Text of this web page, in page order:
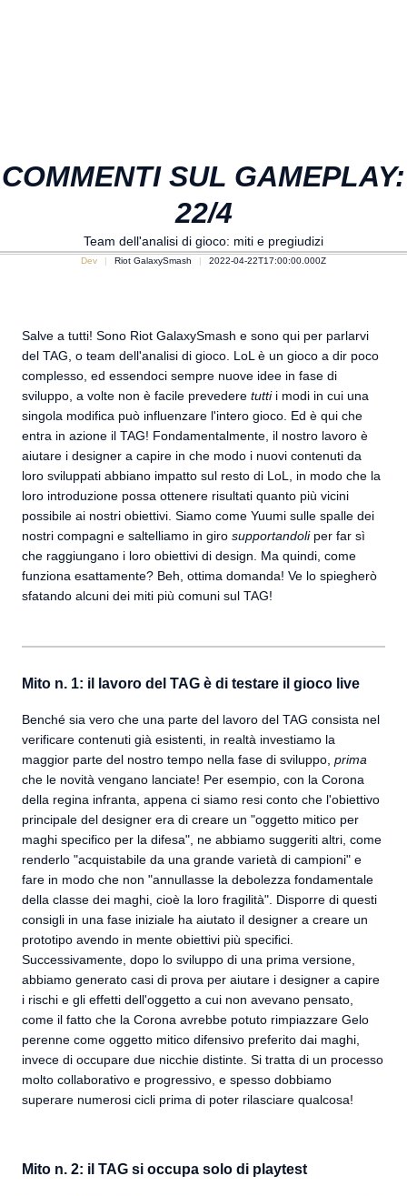
COMMENTI SUL GAMEPLAY:
22/4
Team dell'analisi di gioco: miti e pregiudizi
Dev Riot GalaxySmash 2022-04-22T17:00:00.000Z
Salve a tutti! Sono Riot GalaxySmash e sono qui per parlarvi
del TAG, o team dell'analisi di gioco. LoL è un gioco a dir poco
complesso, ed essendoci sempre nuove idee in fase di
sviluppo, a volte non è facile prevedere tutti i modi in cui una
singola modifica può influenzare l'intero gioco. Ed è qui che
entra in azione il TAG! Fondamentalmente, il nostro lavoro è
aiutare i designer a capire in che modo i nuovi contenuti da
loro sviluppati abbiano impatto sul resto di LoL, in modo che la
loro introduzione possa ottenere risultati quanto più vicini
possibile ai nostri obiettivi. Siamo come Yuumi sulle spalle dei
nostri compagni e saltelliamo in giro supportandoli per far sì
che raggiungano i loro obiettivi di design. Ma quindi, come
funziona esattamente? Beh, ottima domanda! Ve lo spiegherò
sfatando alcuni dei miti più comuni sul TAG!
Mito n. 1: il lavoro del TAG è di testare il gioco live
Benché sia vero che una parte del lavoro del TAG consista nel
verificare contenuti già esistenti, in realtà investiamo la
maggior parte del nostro tempo nella fase di sviluppo, prima
che le novità vengano lanciate! Per esempio, con la Corona
della regina infranta, appena ci siamo resi conto che l'obiettivo
principale del designer era di creare un "oggetto mitico per
maghi specifico per la difesa", ne abbiamo suggeriti altri, come
renderlo "acquistabile da una grande varietà di campioni" e
fare in modo che non "annullasse la debolezza fondamentale
della classe dei maghi, cioè la loro fragilità". Disporre di questi
consigli in una fase iniziale ha aiutato il designer a creare un
prototipo avendo in mente obiettivi più specifici.
Successivamente, dopo lo sviluppo di una prima versione,
abbiamo generato casi di prova per aiutare i designer a capire
i rischi e gli effetti dell'oggetto a cui non avevano pensato,
come il fatto che la Corona avrebbe potuto rimpiazzare Gelo
perenne come oggetto mitico difensivo preferito dai maghi,
invece di occupare due nicchie distinte. Si tratta di un processo
molto collaborativo e progressivo, e spesso dobbiamo
superare numerosi cicli prima di poter rilasciare qualcosa!
Mito n. 2: il TAG si occupa solo di playtest